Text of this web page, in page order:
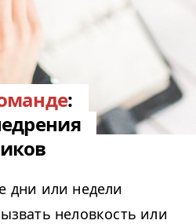
:
дни или недели
неловкость или